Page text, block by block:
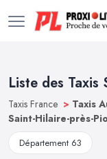
Liste des Taxis
Taxis France > Taxis
Saint-Hilaire-près-
Département 63